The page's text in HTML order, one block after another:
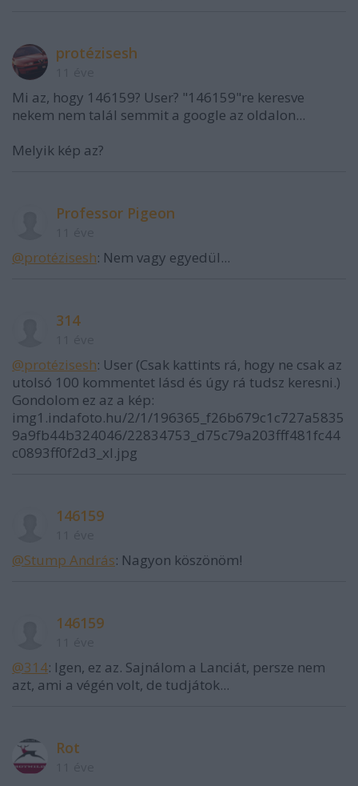
protézisesh
Mi az, hogy 146159? User? "146159"re keresve
nekem nem talál semmit a google az oldalon...
Melyik kép az?
Professor Pigeon
@protézisesh: Nem vagy egyedül...
314
@protézisesh: User (Csak kattints rá, hogy ne csak az
utolsó 100 kommentet lásd és úgy rá tudsz keresni.)
Gondolom ez az a kép:
img1.indafoto.hu/2/1/196365_f26b679c1c727a5835
9a9fb44b324046/22834753_d75c79a203fff481fc44
c0893ff0f2d3_xl.jpg
146159
@Stump András: Nagyon köszönöm!
146159
@314: Igen, ez az. Sajnálom a Lanciát, persze nem
azt, ami a végén volt, de tudjátok...
Rot